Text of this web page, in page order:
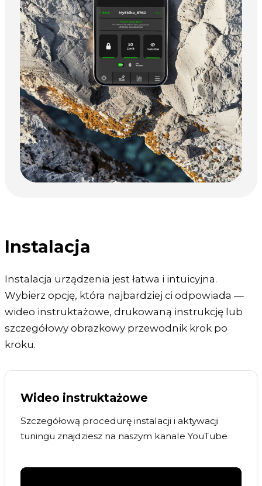
Instalacja
Instalacja urządzenia jest łatwa i intuicyjna.
Wybierz opcję, która najbardziej ci odpowiada —
wideo instruktażowe, drukowaną instrukcję lub
szczegółowy obrazkowy przewodnik krok po
kroku.
Wideo instruktażowe
Szczegółową procedurę instalacji i aktywacji
tuningu znajdziesz na naszym kanale YouTube